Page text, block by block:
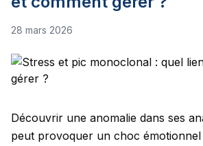
28 mars 2026
Découvrir une anomalie dans ses
peut provoquer un choc